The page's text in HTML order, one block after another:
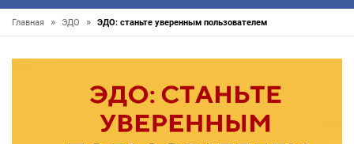
Главная » ЭДО » ЭДО: станьте уверенным пользователем